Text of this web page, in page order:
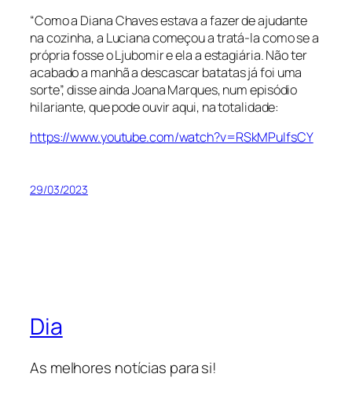
“Como a Diana Chaves estava a fazer de ajudante
na cozinha, a Luciana começou a tratá-la como se a
própria fosse o Ljubomir e ela a estagiária. Não ter
acabado a manhã a descascar batatas já foi uma
sorte”, disse ainda Joana Marques, num episódio
hilariante, que pode ouvir aqui, na totalidade:
https://www.youtube.com/watch?v=RSkMPuIfsCY
29/03/2023
Dia
As melhores notícias para si!